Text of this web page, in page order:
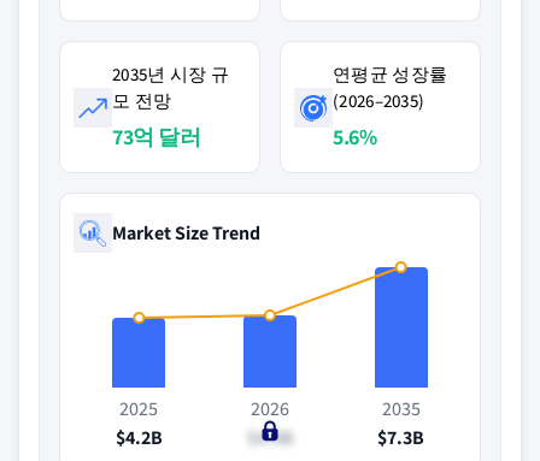
2035년 시장 규
모 전망
73억 달러
연평균 성장률
(2026–2035)
5.6%
Market Size Trend
2025
$4.2B
2026
$4.4B
2035
$7.3B